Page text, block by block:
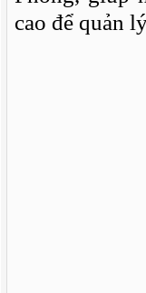
cao để quản